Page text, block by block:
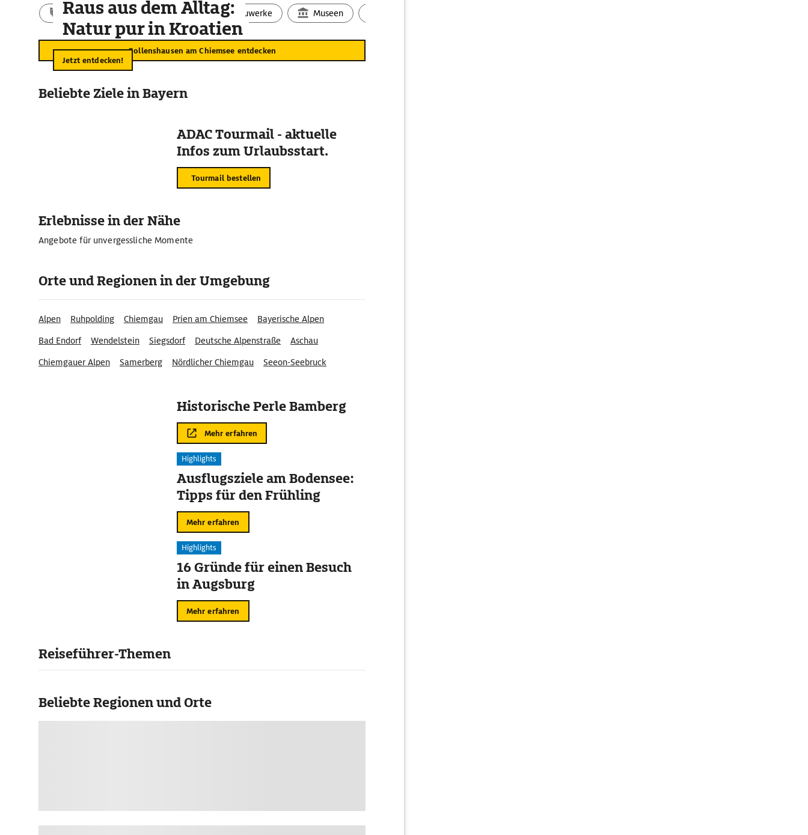
Aktivitäten Landschaft Bauwerke Museen
Gollenshausen am Chiemsee entdecken
Raus aus dem Alltag:
Natur pur in Kroatien
Jetzt entdecken!
Beliebte Ziele in Bayern
ADAC Tourmail - aktuelle
Infos zum Urlaubsstart.
Tourmail bestellen
Erlebnisse in der Nähe
Angebote für unvergessliche Momente
Orte und Regionen in der Umgebung
Alpen Ruhpolding Chiemgau Prien am Chiemsee
Bayerische Alpen
Bad Endorf
Wendelstein Siegsdorf Deutsche Alpenstraße
Aschau
Chiemgauer Alpen
Samerberg Nördlicher Chiemgau
Seeon-Seebruck
Historische Perle Bamberg
Mehr erfahren
Highlights
Ausflugsziele am Bodensee:
Tipps für den Frühling
Mehr erfahren
Highlights
16 Gründe für einen Besuch
in Augsburg
Mehr erfahren
Reiseführer-Themen
Beliebte Regionen und Orte